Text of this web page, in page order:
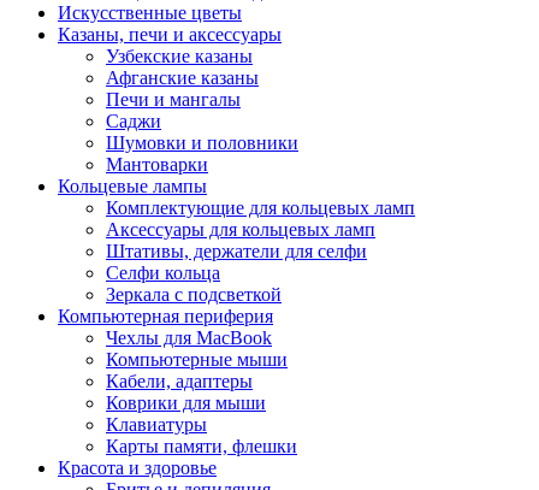
Искусственные цветы
Казаны, печи и аксессуары
Узбекские казаны
Афганские казаны
Печи и мангалы
Саджи
Шумовки и половники
Мантоварки
Кольцевые лампы
Комплектующие для кольцевых ламп
Аксессуары для кольцевых ламп
Штативы, держатели для селфи
Селфи кольца
Зеркала с подсветкой
Компьютерная периферия
Чехлы для MacBook
Компьютерные мыши
Кабели, адаптеры
Коврики для мыши
Клавиатуры
Карты памяти, флешки
Красота и здоровье